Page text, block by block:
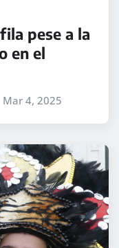
pese a la
en el
Mar 4, 2025